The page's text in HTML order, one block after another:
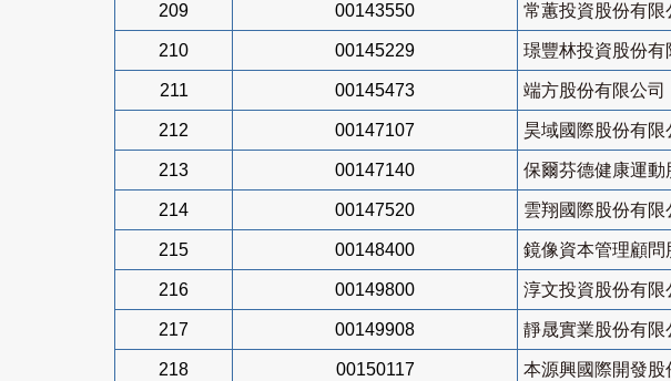
209 00143550 常蕙投資股份有限
210 00145229 璟豐林投資股份有
211 00145473 端方股份有限公司
212 00147107 昊域國際股份有限
213 00147140 保爾芬德健康運動
214 00147520 雲翔國際股份有限
215 00148400 鏡像資本管理顧問
216 00149800 淳文投資股份有限
217 00149908 靜晟實業股份有限
218 00150117 本源興國際開發股